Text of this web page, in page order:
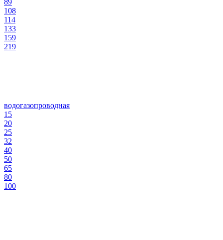
89
108
114
133
159
219
водогазопроводная
15
20
25
32
40
50
65
80
100